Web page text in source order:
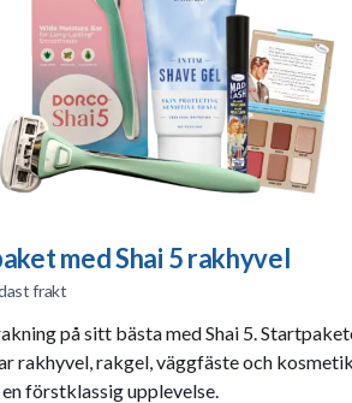
med Shai 5 rakhyvel
frakt
på sitt bästa med Shai 5.
rakhyvel, rakgel, väggfäste och
förstklassig upplevelse.